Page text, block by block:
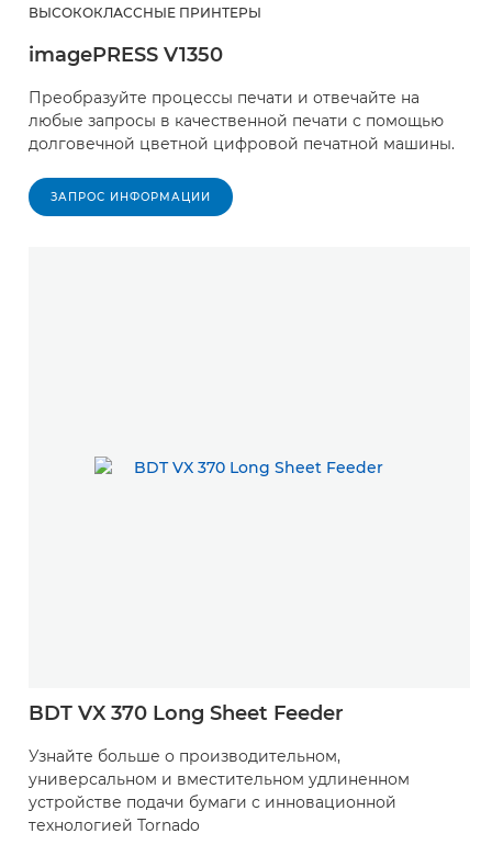
ВЫСОКОКЛАССНЫЕ ПРИНТЕРЫ
imagePRESS V1350
Преобразуйте процессы печати и отвечайте на
любые запросы в качественной печати с помощью
долговечной цветной цифровой печатной машины.
ЗАПРОС ИНФОРМАЦИИ
BDT VX 370 Long Sheet Feeder
Узнайте больше о производительном,
универсальном и вместительном удлиненном
устройстве подачи бумаги с инновационной
технологией Tornado